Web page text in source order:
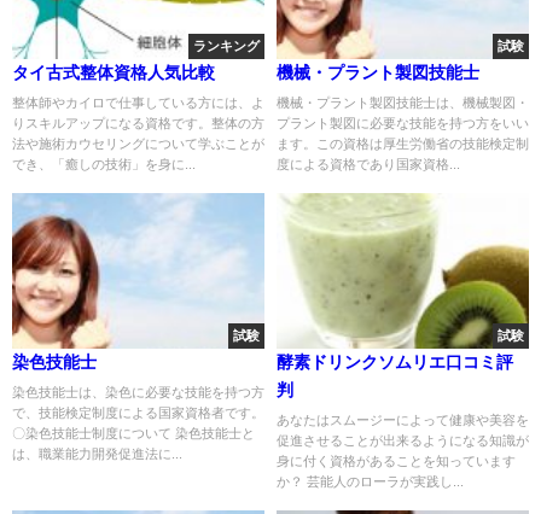
ランキング
タイ古式整体資格人気比較
整体師やカイロで仕事している方には、よ
りスキルアップになる資格です。整体の方
法や施術カウセリングについて学ぶことが
でき、「癒しの技術」を身に...
試験
機械・プラント製図技能士
機械・プラント製図技能士は、機械製図・
プラント製図に必要な技能を持つ方をいい
ます。この資格は厚生労働省の技能検定制
度による資格であり国家資格...
試験
染色技能士
染色技能士は、染色に必要な技能を持つ方
で、技能検定制度による国家資格者です。
〇染色技能士制度について 染色技能士と
は、職業能力開発促進法に...
試験
酵素ドリンクソムリエ口コミ評
判
あなたはスムージーによって健康や美容を
促進させることが出来るようになる知識が
身に付く資格があることを知っています
か？ 芸能人のローラが実践し...